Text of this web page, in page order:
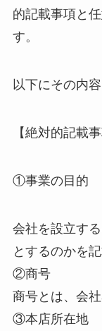
的記載事項と
す。
以下にその内
【絶対的記載事
①事業の目的
会社を設立す
とするのかを記
②商号
商号とは、会
③本店所在地